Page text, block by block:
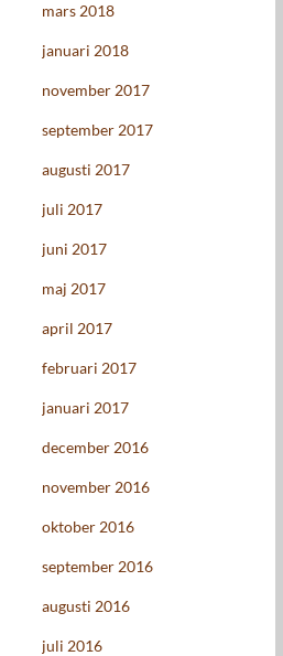
mars 2018
januari 2018
november 2017
september 2017
augusti 2017
juli 2017
juni 2017
maj 2017
april 2017
februari 2017
januari 2017
december 2016
november 2016
oktober 2016
september 2016
augusti 2016
juli 2016